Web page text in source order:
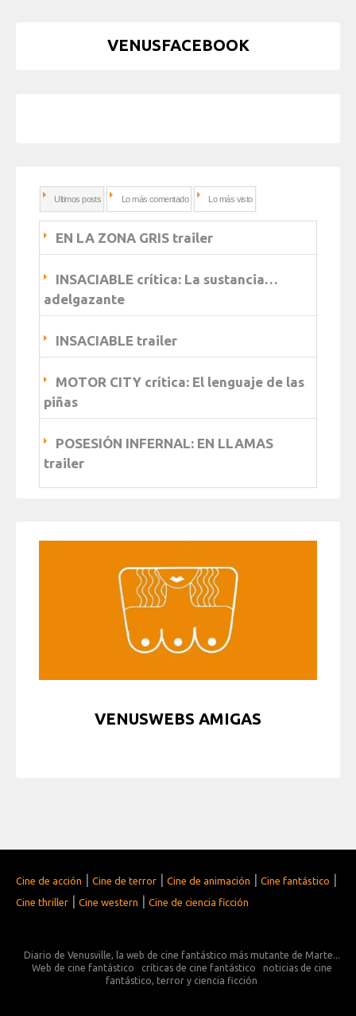
VENUSFACEBOOK
Ultimos posts Lo más comentado Lo más visto
EN LA ZONA GRIS trailer
INSACIABLE crítica: La sustancia…
adelgazante
INSACIABLE trailer
MOTOR CITY crítica: El lenguaje de las
piñas
POSESIÓN INFERNAL: EN LLAMAS
trailer
VENUSWEBS AMIGAS
Cine de acción Cine de terror Cine de animación Cine fantástico
Cine thriller Cine western Cine de ciencia ficción
Diario de Venusville, la web de cine fantástico más mutante de Marte...
Web de cine fantástico
críticas de cine fantástico
noticias de cine
fantástico, terror y ciencia ficción